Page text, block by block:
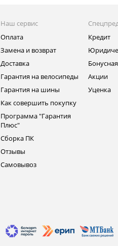
Наш сервис
Оплата
Замена и возврат
Доставка
Гарантия на велосипеды
Гарантия на шины
Как совершить покупку
Программа "Гарантия
Плюс"
Сборка ПК
Отзывы
Самовывоз
Кредит
Акции
Уценка